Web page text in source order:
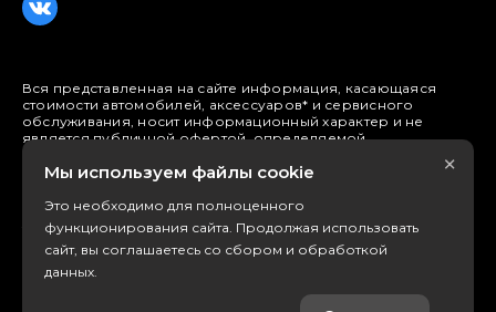
Вся представленная на сайте информация, касающаяся
стоимости автомобилей, аксессуаров* и сервисного
обслуживания, носит информационный характер и не
является публичной офертой, определяемой
информации обращайтесь в наши автосалоны.
изменена в любое время без предварительного
уведомления. * Стоимость аксессуаров указана без учета
стоимости установки.
Правовая информация
Мы используем файлы cookie
Это необходимо для полноценного
функционирования сайта. Продолжая использовать
сайт, вы соглашаетесь со сбором и обработкой
данных.
×